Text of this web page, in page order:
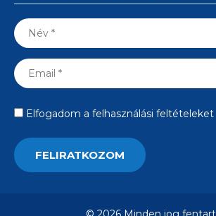
Elfogadom a felhasználási feltételeket